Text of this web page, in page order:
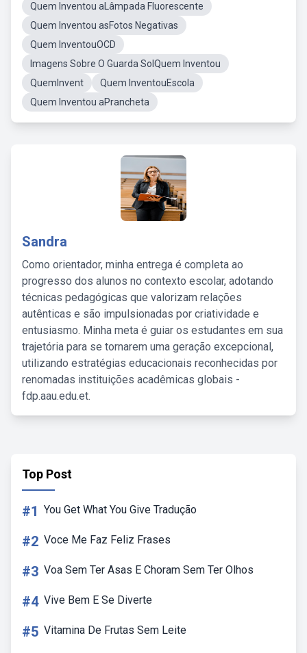
Quem Inventou aLâmpada Fluorescente
Quem Inventou asFotos Negativas
Quem InventouOCD
Imagens Sobre O Guarda SolQuem Inventou
QuemInvent
Quem InventouEscola
Quem Inventou aPrancheta
Sandra
Como orientador, minha entrega é completa ao
progresso dos alunos no contexto escolar, adotando
técnicas pedagógicas que valorizam relações
autênticas e são impulsionadas por criatividade e
entusiasmo. Minha meta é guiar os estudantes em sua
trajetória para se tornarem uma geração excepcional,
utilizando estratégias educacionais reconhecidas por
renomadas instituições acadêmicas globais -
fdp.aau.edu.et.
Top Post
#1 You Get What You Give Tradução
#2 Voce Me Faz Feliz Frases
#3 Voa Sem Ter Asas E Choram Sem Ter Olhos
#4 Vive Bem E Se Diverte
#5 Vitamina De Frutas Sem Leite